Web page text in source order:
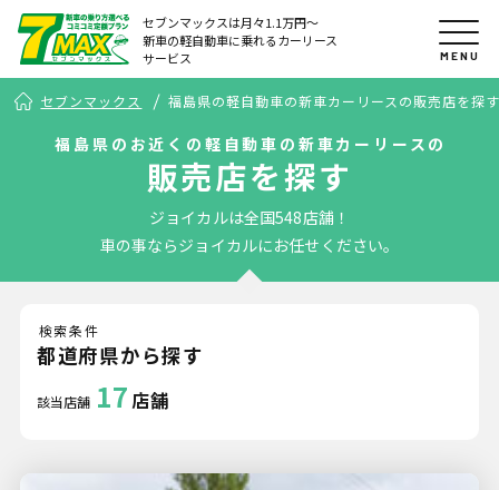
セブンマックスは月々1.1万円〜
新車の軽自動車に乗れるカーリース
サービス
MENU
セブンマックス 福島県の軽自動車の新車カーリースの販売店を探
福島県のお近くの軽自動車の新車カーリースの
販売店を探す
ジョイカルは全国548店舗！
車の事ならジョイカルにお任せください。
検索条件
都道府県から探す
該当店舗 17 店舗